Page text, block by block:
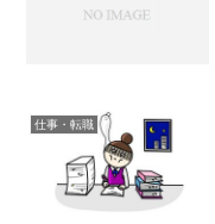
仕事・転職